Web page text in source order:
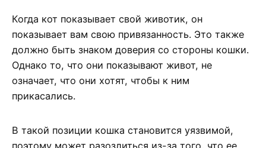
Когда кот показывает свой животик, он
показывает вам свою привязанность. Это также
должно быть знаком доверия со стороны кошки.
Однако то, что они показывают живот, не
означает, что они хотят, чтобы к ним
прикасались.
В такой позиции кошка становится уязвимой,
поэтому может разозлиться из-за того, что ее